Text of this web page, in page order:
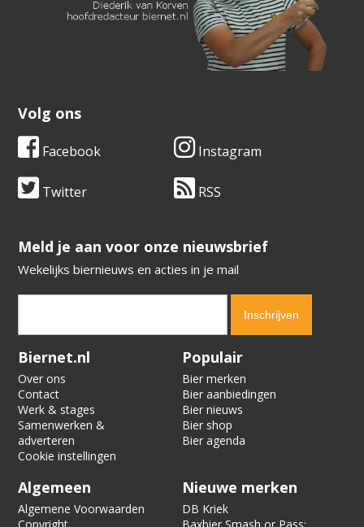
Volg ons
Facebook Instagram
Twitter RSS
​​​​​​​Meld je aan voor onze nieuwsbrief
Wekelijks biernieuws en acties in je mail
Verification code:
Biernet.nl
Over ons
Contact
Werk & stages
Samenwerken &
adverteren
Cookie instellingen
Populair
Bier merken
Bier aanbiedingen
Bier nieuws
Bier shop
Bier agenda
Algemeen
Algemene Voorwaarden
Nieuwe merken
DB Kriek